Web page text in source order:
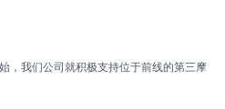
，我们公司就积极支持位于前线的第三摩